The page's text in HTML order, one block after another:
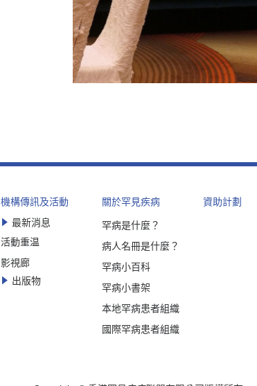
機構傳訊及活動
最新消息
活動重温
影視廊
出版物
關於罕見疾病
罕病是什麼？
病人名冊是什麼？
罕病小百科
罕病小書架
本地罕病患者組織
國際罕病患者組織
資助計劃